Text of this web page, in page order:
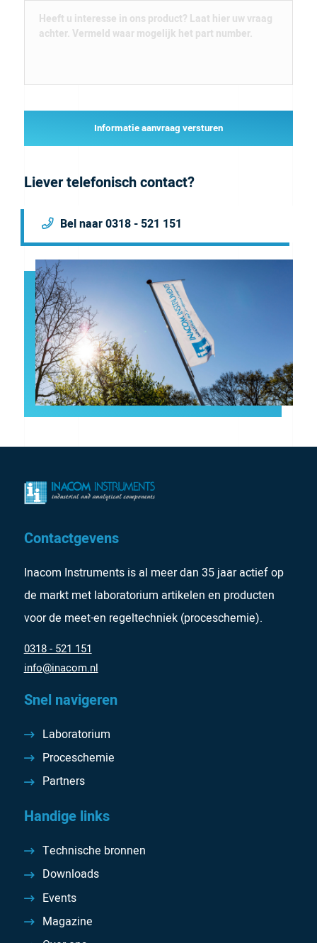
Informatie aanvraag versturen
Liever telefonisch contact?
Bel naar 0318 - 521 151
Contactgevens
Inacom Instruments is al meer dan 35 jaar actief op
de markt met laboratorium artikelen en producten
voor de meet-en regeltechniek (proceschemie).
0318 - 521 151
info@inacom.nl
Snel navigeren
Laboratorium
Proceschemie
Partners
Handige links
Technische bronnen
Downloads
Events
Magazine